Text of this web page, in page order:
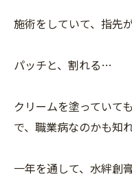
施術をしていて、指先
パッチと、割れる…
クリームを塗っていて
で、職業病なのかも知
一年を通して、水絆創